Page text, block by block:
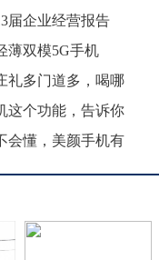
届企业经营报告
薄双模5G手机
礼多门道多，喝哪
这个功能，告诉你
会懂，美颜手机有